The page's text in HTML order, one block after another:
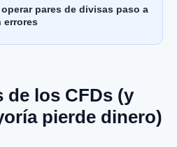
pares de divisas paso a
errores
de los CFDs (y
pierde dinero)